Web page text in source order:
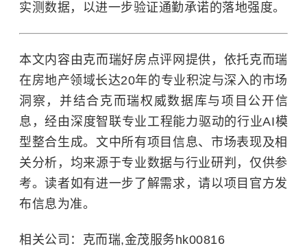
实测数据，以进一步验证通勤承诺的落地强度。
本文内容由克而瑞好房点评网提供，依托克而瑞
在房地产领域长达20年的专业积淀与深入的市场
洞察，并结合克而瑞权威数据库与项目公开信
息，经由深度智联专业工程能力驱动的行业AI模
型整合生成。文中所有项目信息、市场表现及相
关分析，均来源于专业数据与行业研判，仅供参
考。读者如有进一步了解需求，请以项目官方发
布信息为准。
相关公司：克而瑞,金茂服务hk00816